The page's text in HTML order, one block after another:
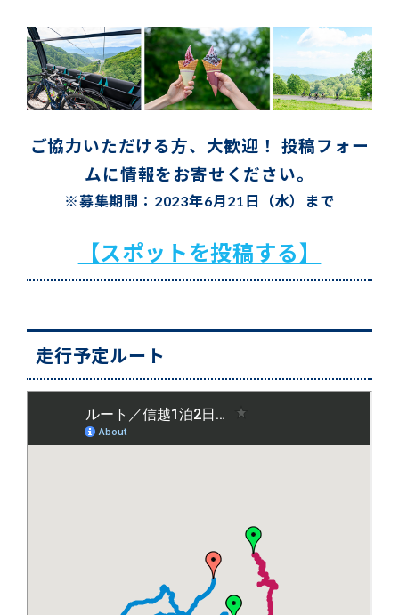
ご協力いただける方、大歓迎！ 投稿フォー
ムに情報をお寄せください。
※募集期間：2023年6月21日（水）まで
【スポットを投稿する】
走行予定ルート